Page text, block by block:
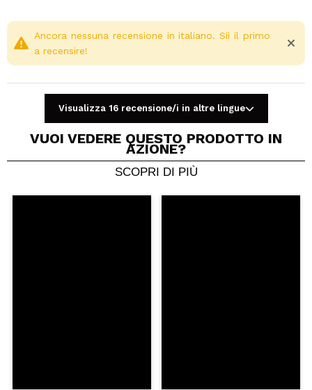
Condividi un video o una foto
Il tuo video potrebbe essere il primo. Immaginalo...
Ancora nessuna recensione in italiano. Sii il primo
a recensire!
Visualizza 16 recensione/i in altre lingue
VUOI VEDERE QUESTO PRODOTTO IN
AZIONE?
SCOPRI DI PIÙ